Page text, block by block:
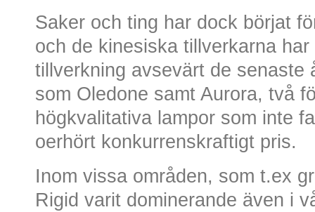
Saker och ting har dock börjat
och de kinesiska tillverkarna
tillverkning avsevärt de senaste
som Oledone samt Aurora, två
högkvalitativa lampor som inte
oerhört konkurrenskraftigt pris.
Inom vissa områden, som t.ex
Rigid varit dominerande även i